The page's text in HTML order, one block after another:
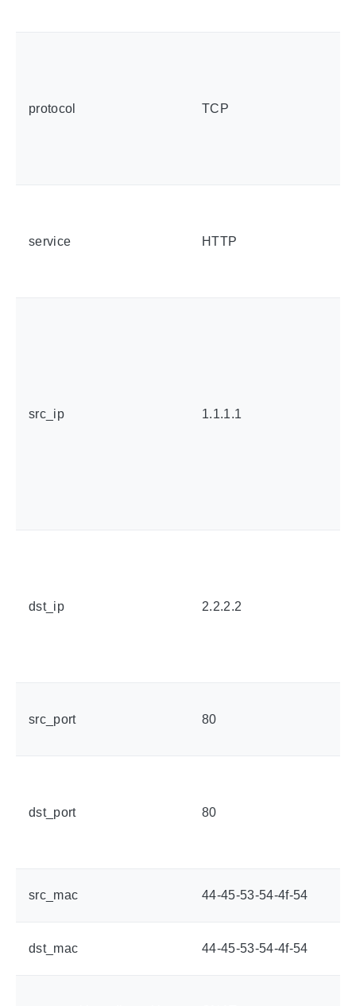
protocol TCP
service HTTP
src_ip 1.1.1.1
dst_ip 2.2.2.2
src_port 80
dst_port 80
src_mac 44-45-53-54-4f-54
dst_mac 44-45-53-54-4f-54